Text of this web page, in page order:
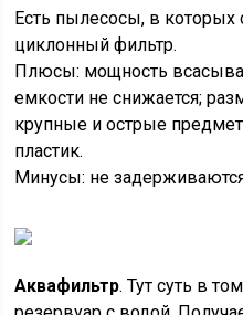
Есть пылесосы, в
циклонный фильтр.
Плюсы: мощность
емкости не снижается;
крупные и острые
пластик.
Минусы: не
Аквафильтр. Тут суть в